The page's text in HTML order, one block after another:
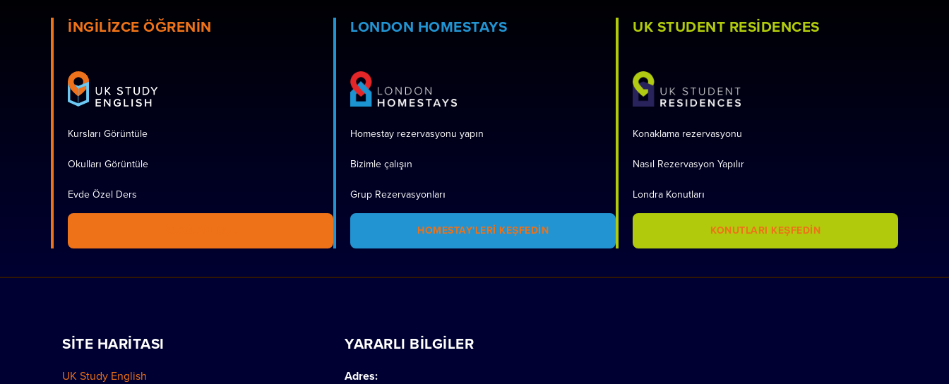
İNGILIZCE ÖĞRENIN
Kursları Görüntüle
Okulları Görüntüle
Evde Özel Ders
LONDON HOMESTAYS
Homestay rezervasyonu yapın
Bizimle çalışın
Grup Rezervasyonları
HOMESTAY'LERI KEŞFEDIN
UK STUDENT RESIDENCES
Konaklama rezervasyonu
Nasıl Rezervasyon Yapılır
Londra Konutları
KONUTLARI KEŞFEDIN
SITE HARITASI
UK Study English
YARARLI BILGILER
Adres: